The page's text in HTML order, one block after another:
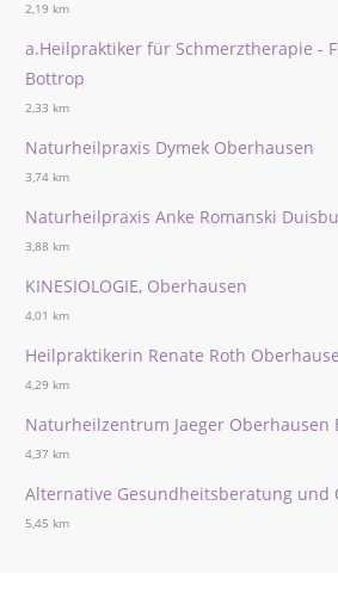
2,19 km
a.Heilpraktiker für Schmerztherapie -
Bottrop
2,33 km
Naturheilpraxis Dymek Oberhausen
3,74 km
Naturheilpraxis Anke Romanski
3,88 km
KINESIOLOGIE, Oberhausen
4,01 km
Heilpraktikerin Renate Roth
4,29 km
Naturheilzentrum Jaeger Oberhausen
4,37 km
Alternative Gesundheitsberatung und
5,45 km